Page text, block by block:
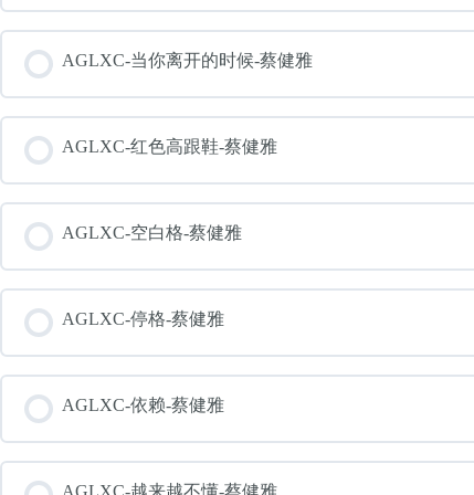
AGLXC-当你离开的时候-蔡健雅
AGLXC-红色高跟鞋-蔡健雅
AGLXC-空白格-蔡健雅
AGLXC-停格-蔡健雅
AGLXC-依赖-蔡健雅
AGLXC-越来越不懂-蔡健雅